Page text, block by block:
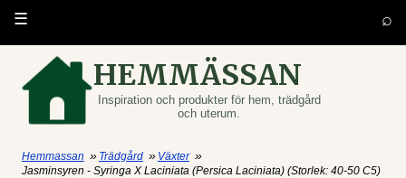
HEMMÄSSAN
Inspiration och produkter för hem, trädgård
och uterum.
☰ ⌕
Hemmassan » Trädgård » Växter »
Jasminsyren - Syringa X Laciniata (persica Laciniata) (Storlek: 40-50 C5)